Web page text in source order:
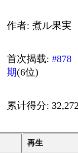
作者: 煮ル果実
首次揭载:#878
期(6位)
累计得分:
再生